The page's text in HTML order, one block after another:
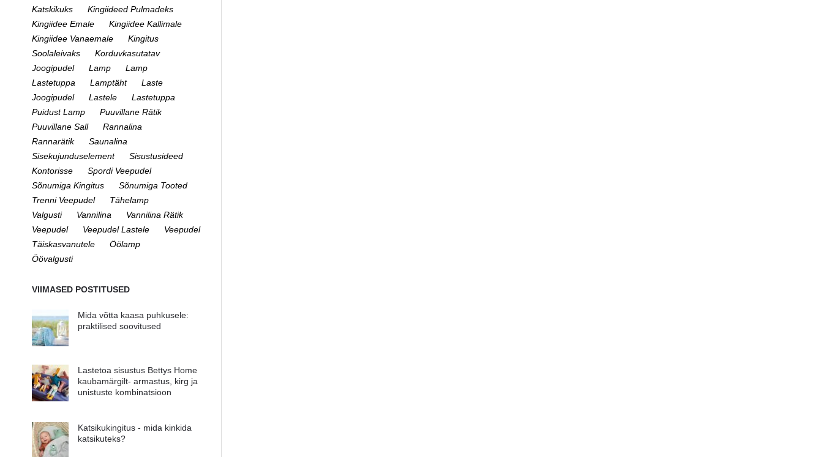
Katskikuks
Kingiideed Pulmadeks
Kingiidee Emale
Kingiidee Kallimale
Kingiidee Vanaemale
Kingitus
Soolaleivaks
Korduvkasutatav
Joogipudel
Lamp
Lamp
Lastetuppa
Lamptäht
Laste
Joogipudel
Lastele
Lastetuppa
Puidust Lamp
Puuvillane Rätik
Puuvillane Sall
Rannalina
Rannarätik
Saunalina
Sisekujunduselement
Sisustusideed
Kontorisse
Spordi Veepudel
Sõnumiga Kingitus
Sõnumiga Tooted
Trenni Veepudel
Tähelamp
Valgusti
Vannilina
Vannilina Rätik
Veepudel
Veepudel Lastele
Veepudel
Täiskasvanutele
Öölamp
Öövalgusti
VIIMASED POSTITUSED
Mida võtta kaasa puhkusele:
praktilised soovitused
Lastetoa sisustus Bettys Home
kaubamärgilt- armastus, kirg ja
unistuste kombinatsioon
Katsikukingitus - mida kinkida
katsikuteks?